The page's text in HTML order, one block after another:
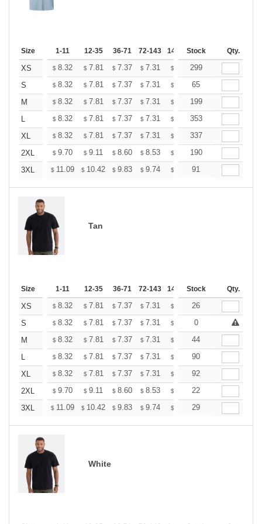
Size 1-11 12-35 36-71 72-143 144-287 288 + More
Stock Qty.
XS $ 8.32 $ 7.81 $ 7.37 $ 7.31 $ 7.18 $
299
S
$ 8.32 $ 7.81 $ 7.37 $ 7.31 $
65
M
$ 8.32 $ 7.81 $ 7.37 $ 7.31 $ $
199
L
$ 8.32 $ 7.81 $ 7.37 $ 7.31 $ 7.18 $
353
XL
$ 8.32 $ 7.81 $ 7.37 $ 7.31 $ 7.18 $
337
2XL
$ 9.70 $ 9.11 $ 8.60 $ 8.53 $ $
190
3XL
$ 11.09 $ 10.42 $ 9.83 $ 9.74 $ 91
Tan
Size 1-11 12-35 36-71 72-143 144-287 288 + More
Stock Qty.
XS $ 8.32 $ 7.81 $ 7.37 $ 7.31 $
26
S
$ 8.32 $ 7.81 $ 7.37 $ 7.31 $ +
0
M
$ 8.32 $ 7.81 $ 7.37 $ 7.31 $
44
L
$ 8.32 $ 7.81 $ 7.37 $ 7.31 $
90
XL
$ 8.32 $ 7.81 $ 7.37 $ 7.31 $
92
2XL
$ 9.70 $ 9.11 $ 8.60 $ 8.53 $
22
3XL
$ 11.09 $ 10.42 $ 9.83 $ 9.74 $ 29
White